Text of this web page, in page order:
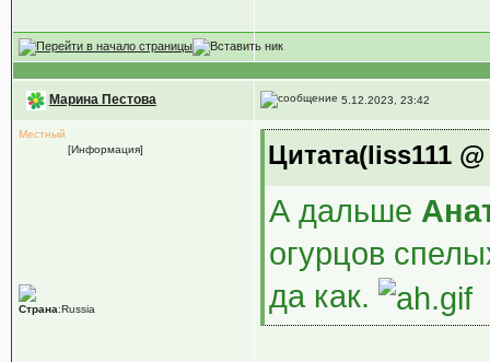
Марина Пестова 5.12.2023, 23:42
Местный
[Информация]
Страна:Russia
Цитата(liss111
А дальше
огурцов
да как.